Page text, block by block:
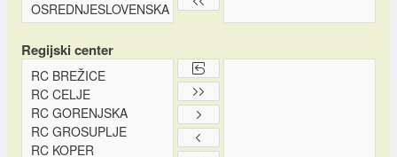
Regijski center